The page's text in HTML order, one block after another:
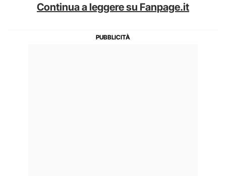
Continua a leggere su Fanpage.it